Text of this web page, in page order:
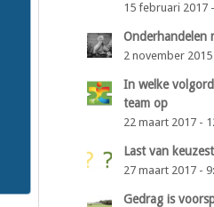
15 februari 2017
Onderhandelen
2 november 2015
In welke
team op
22 maart 2017 -
Last van
27 maart 2017 -
Gedrag is